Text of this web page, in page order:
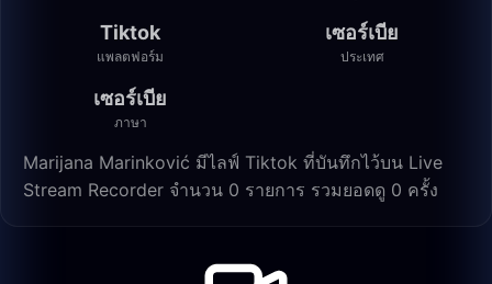
Tiktok
แพลตฟอร์ม
เซอร์เบีย
ประเทศ
เซอร์เบีย
ภาษา
Marijana Marinković มีไลฟ์ Tiktok ที่บันทึกไว้บน Live
Stream Recorder จำนวน 0 รายการ รวมยอดดู 0 ครั้ง